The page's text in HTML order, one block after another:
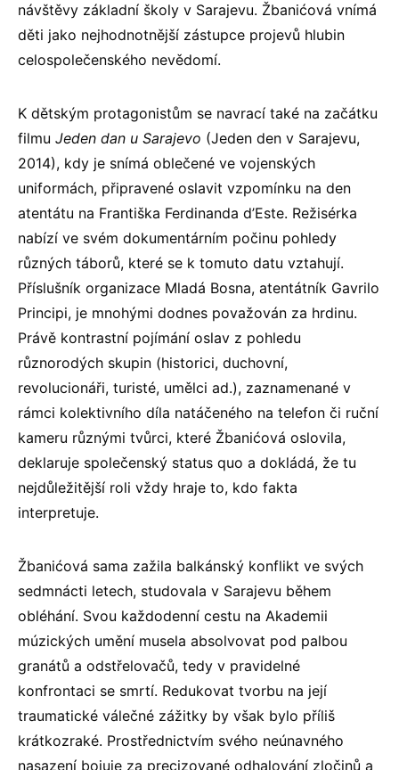
návštěvy základní školy v Sarajevu. Žbanićová vnímá
děti jako nejhodnotnější zástupce projevů hlubin
celospolečenského nevědomí.
K dětským protagonistům se navrací také na začátku
filmu Jeden dan u Sarajevo (Jeden den v Sarajevu,
2014), kdy je snímá oblečené ve vojenských
uniformách, připravené oslavit vzpomínku na den
atentátu na Františka Ferdinanda d’Este. Režisérka
nabízí ve svém dokumentárním počinu pohledy
různých táborů, které se k tomuto datu vztahují.
Příslušník organizace Mladá Bosna, atentátník Gavrilo
Principi, je mnohými dodnes považován za hrdinu.
Právě kontrastní pojímání oslav z pohledu
různorodých skupin (historici, duchovní,
revolucionáři, turisté, umělci ad.), zaznamenané v
rámci kolektivního díla natáčeného na telefon či ruční
kameru různými tvůrci, které Žbanićová oslovila,
deklaruje společenský status quo a dokládá, že tu
nejdůležitější roli vždy hraje to, kdo fakta
interpretuje.
Žbanićová sama zažila balkánský konflikt ve svých
sedmnácti letech, studovala v Sarajevu během
obléhání. Svou každodenní cestu na Akademii
múzických umění musela absolvovat pod palbou
granátů a odstřelovačů, tedy v pravidelné
konfrontaci se smrtí. Redukovat tvorbu na její
traumatické válečné zážitky by však bylo příliš
krátkozraké. Prostřednictvím svého neúnavného
nasazení bojuje za precizované odhalování zločinů a